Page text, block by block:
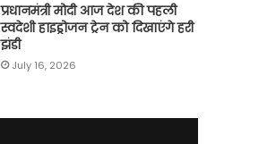
प्रधानमंत्री मोदी आज देश की पहली
स्वदेशी हाइड्रोजन ट्रेन को दिखाएंगे हरी
झंडी
July 16, 2026